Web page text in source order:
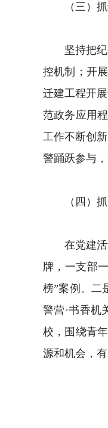
（三）抓
坚持把纪律
控机制；开
迁建工程开
范政务应用
工作不断创
警踊跃参与
（四）抓
在党建活动
牌，一支部
榜”案例。二
警营·书香机
校，围绕青
源和机会，